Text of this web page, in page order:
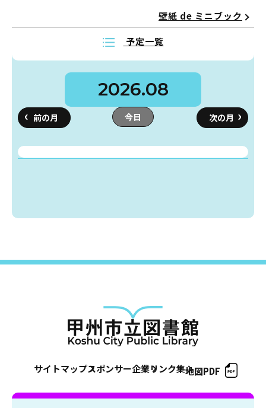
今日
2026.08
壁紙 de ミニブック
予定一覧
サイトマップスポンサー企業リンク集地図PDF
こどもの図書館
キャラクター
図書館
としょかん
のおしごと
おはなし会